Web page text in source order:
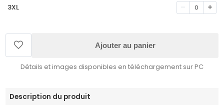
3XL 0
Ajouter au panier
Détails et images disponibles en téléchargement sur PC
Description du produit